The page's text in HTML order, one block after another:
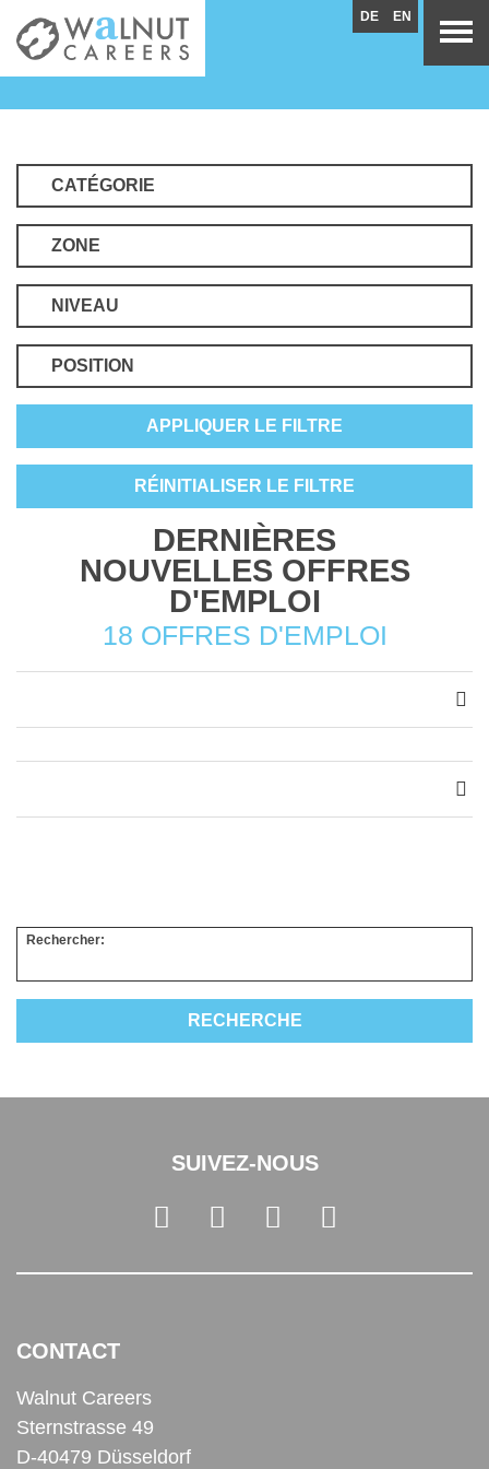
CATÉGORIE
ZONE
NIVEAU
POSITION
APPLIQUER LE FILTRE
RÉINITIALISER LE FILTRE
DERNIÈRES
NOUVELLES OFFRES
D'EMPLOI
18 OFFRES D'EMPLOI
Rechercher:
SUIVEZ-NOUS
CONTACT
Walnut Careers
Sternstrasse 49
D-40479 Düsseldorf
DE EN